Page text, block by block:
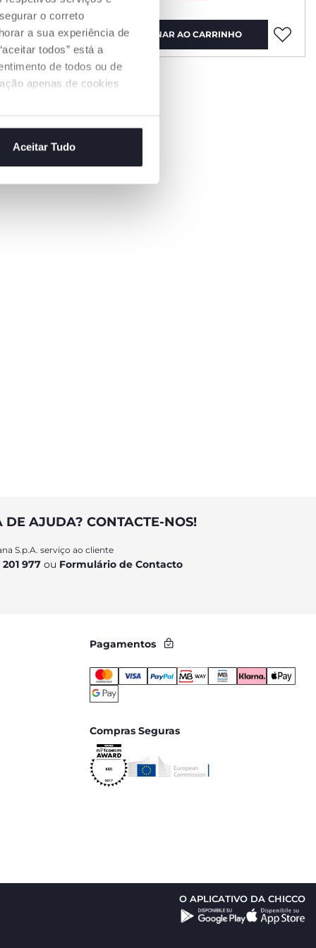
o correto
a sua experiência de
todos” está a
de todos ou de
apenas de cookies
Aceitar Tudo
ADICIONAR AO CARRINHO
DE AJUDA? CONTACTE-NOS!
S.p.A. serviço ao cliente
977ou Formulário de Contacto
Pagamentos
Compras Seguras
O APLICATIVO DA CHICCO